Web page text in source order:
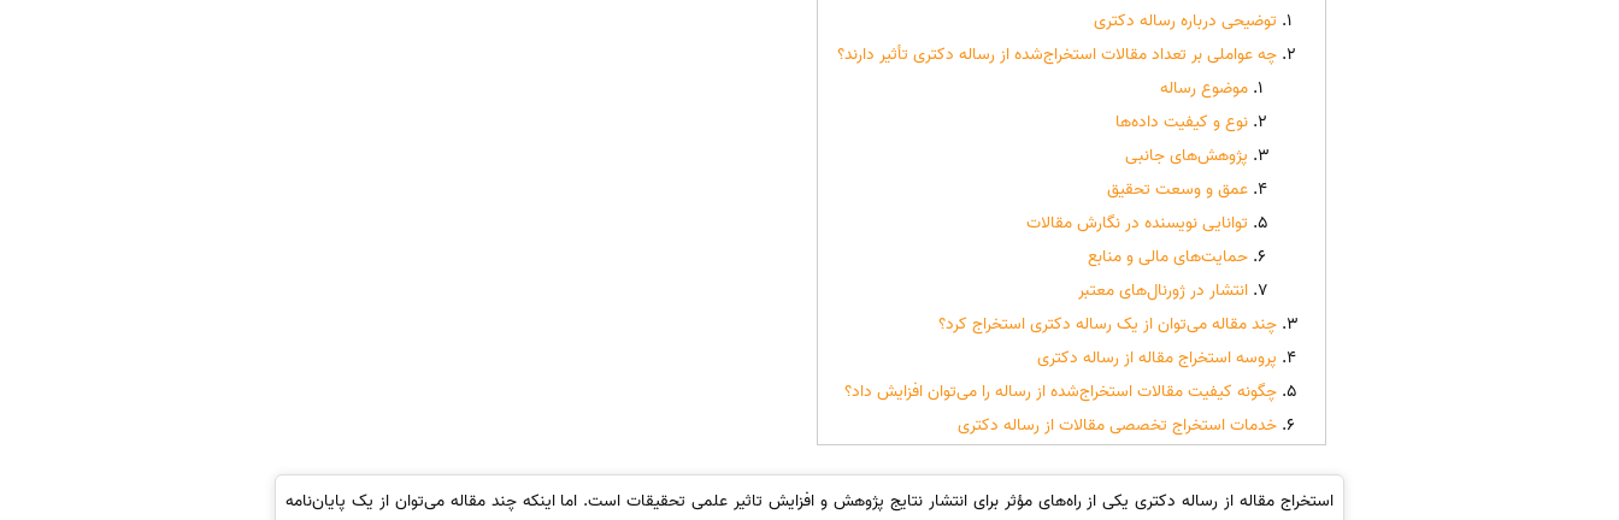
توضیحی درباره رساله دکتری
چه عواملی بر تعداد مقالات استخراج‌شده از رساله دکتری تأثیر دارند؟
موضوع رساله
نوع و کیفیت داده‌ها
پژوهش‌های جانبی
عمق و وسعت تحقیق
توانایی نویسنده در نگارش مقالات
حمایت‌های مالی و منابع
انتشار در ژورنال‌های معتبر
چند مقاله می‌توان از یک رساله دکتری استخراج کرد؟
پروسه استخراج مقاله از رساله دکتری
چگونه کیفیت مقالات استخراج‌شده از رساله را می‌توان افزایش داد؟
خدمات استخراج تخصصی مقالات از رساله دکتری
استخراج مقاله از رساله دکتری یکی از راه‌های مؤثر برای انتشار نتایج پژوهش و افزایش تاثیر علمی تحقیقات است. اما اینکه چند مقاله می‌توان از یک پایان‌نامه